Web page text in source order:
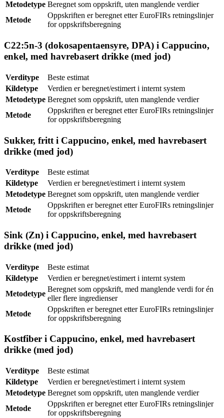
Metodetype Beregnet som oppskrift, uten manglende verdier
Metode
Oppskriften er beregnet etter EuroFIRs retningslinjer
for oppskriftsberegning
C22:5n-3 (dokosapentaensyre, DPA) i Cappucino,
enkel, med havrebasert drikke (med jod)
Verditype
Beste estimat
Kildetype
Verdien er beregnet/estimert i internt system
Metodetype Beregnet som oppskrift, uten manglende verdier
Metode
Oppskriften er beregnet etter EuroFIRs retningslinjer
for oppskriftsberegning
Sukker, fritt i Cappucino, enkel, med havrebasert
drikke (med jod)
Verditype
Beste estimat
Kildetype
Verdien er beregnet/estimert i internt system
Metodetype Beregnet som oppskrift, uten manglende verdier
Metode
Oppskriften er beregnet etter EuroFIRs retningslinjer
for oppskriftsberegning
Sink (Zn) i Cappucino, enkel, med havrebasert
drikke (med jod)
Verditype
Beste estimat
Kildetype
Verdien er beregnet/estimert i internt system
Metodetype
Beregnet som oppskrift, med manglende verdi for én
eller flere ingredienser
Metode
Oppskriften er beregnet etter EuroFIRs retningslinjer
for oppskriftsberegning
Kostfiber i Cappucino, enkel, med havrebasert
drikke (med jod)
Verditype
Beste estimat
Kildetype
Verdien er beregnet/estimert i internt system
Metodetype Beregnet som oppskrift, uten manglende verdier
Metode
Oppskriften er beregnet etter EuroFIRs retningslinjer
for oppskriftsberegning